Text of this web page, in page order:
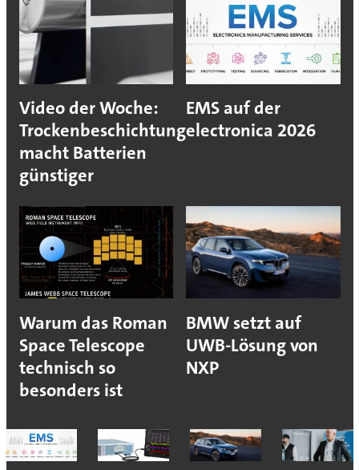
Video der Woche:
Trockenbeschichtung
macht Batterien
günstiger
EMS auf der
electronica 2026
Warum das Roman
Space Telescope
technisch so
besonders ist
BMW setzt auf
UWB-Lösung von
NXP